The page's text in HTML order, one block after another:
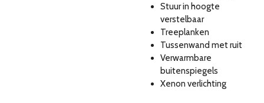
Stuur in hoogte
verstelbaar
Treeplanken
Tussenwand met ruit
Verwarmbare
buitenspiegels
Xenon verlichting